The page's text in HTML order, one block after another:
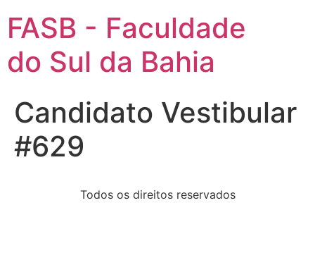
FASB - Faculdade
do Sul da Bahia
Candidato Vestibular
#629
Todos os direitos reservados